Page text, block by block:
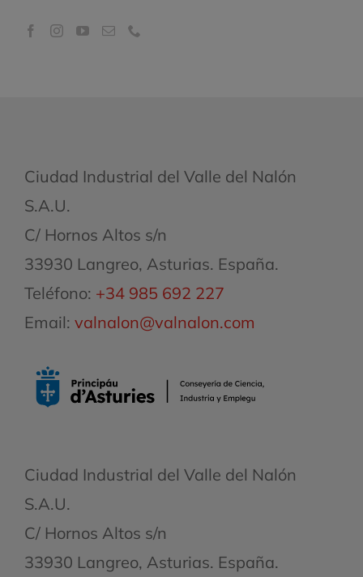
Ciudad Industrial del Valle del Nalón
S.A.U.
C/ Hornos Altos s/n
33930 Langreo, Asturias. España.
Teléfono: +34 985 692 227
Email: valnalon@valnalon.com
Ciudad Industrial del Valle del Nalón
S.A.U.
C/ Hornos Altos s/n
33930 Langreo, Asturias. España.